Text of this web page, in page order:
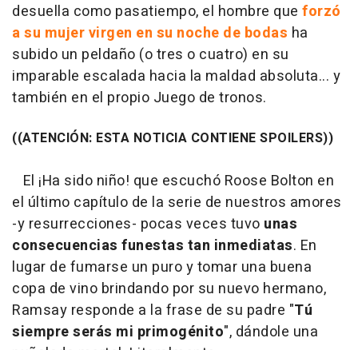
desuella como pasatiempo, el hombre que forzó
a su mujer virgen en su noche de bodas ha
subido un peldaño (o tres o cuatro) en su
imparable escalada hacia la maldad absoluta... y
también en el propio Juego de tronos.
((ATENCIÓN: ESTA NOTICIA CONTIENE SPOILERS))
El ¡Ha sido niño! que escuchó Roose Bolton en
el último capítulo de la serie de nuestros amores
-y resurrecciones- pocas veces tuvo unas
consecuencias funestas tan inmediatas. En
lugar de fumarse un puro y tomar una buena
copa de vino brindando por su nuevo hermano,
Ramsay responde a la frase de su padre "Tú
siempre serás mi primogénito", dándole una